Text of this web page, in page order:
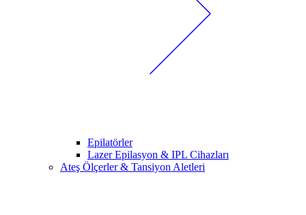
Epilatörler
Lazer Epilasyon & IPL Cihazları
Ateş Ölçerler & Tansiyon Aletleri